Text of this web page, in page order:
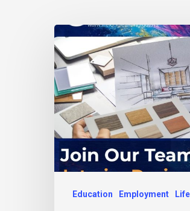
Education Employment